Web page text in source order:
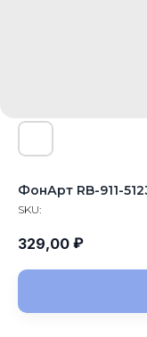
ФонАрт RB-911-
SKU:
329,00 ₽